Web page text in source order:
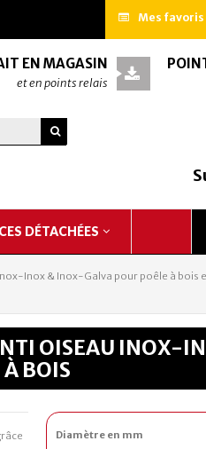
Mes favoris
EN MAGASIN
et en points relais
DÉTACHÉES
Inox & Inox-Galva pour poêle à bois
OISEAU INOX-
À BOIS
Diamètre en mm